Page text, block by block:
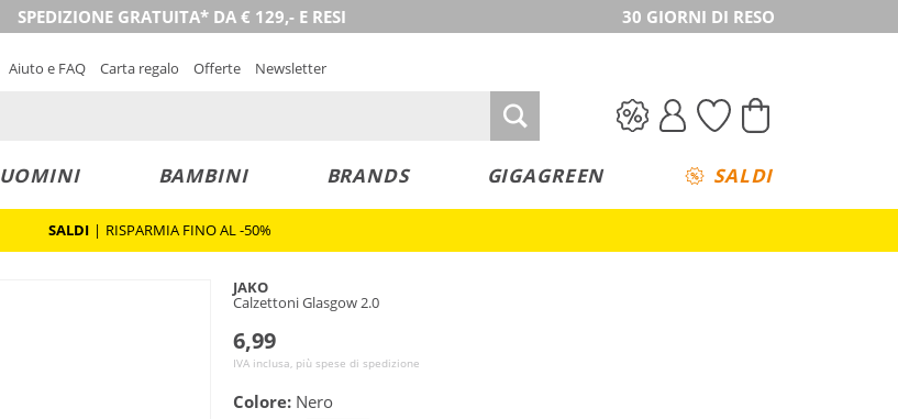
SPEDIZIONE GRATUITA* DA € 129,- E RESI 30 GIORNI DI RESO
Aiuto e FAQ Carta regalo Offerte Newsletter
UOMINI BAMBINI BRANDS GIGAGREEN SALDI
SALDI | RISPARMIA FINO AL -50%
JAKO
Calzettoni Glasgow 2.0
6,99
IVA inclusa, più spese di spedizione
Colore: Nero